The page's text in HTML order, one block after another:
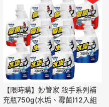
【限時購】妙管家 殺手系列補
充瓶750g(水垢、霉菌)12入組